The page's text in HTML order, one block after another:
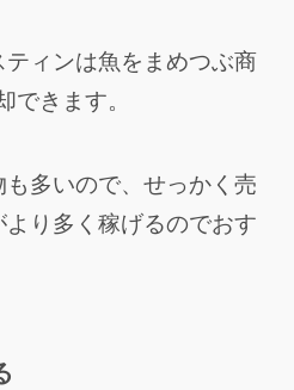
ィンは魚をまめつぶ商
できます。
多いので、せっかく売
り多く稼げるのでおす